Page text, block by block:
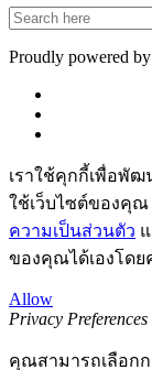
Proudly powered
เราใช้คุกกี้เพื่อพั
ใช้เว็บไซต์ของคุ
ความเป็นส่วนตัว
ของคุณได้เองโดย
Allow
Privacy Preferences
คุณสามารถเลือก